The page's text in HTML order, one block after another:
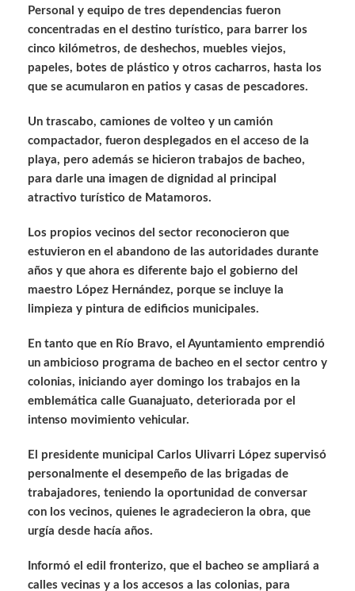
Personal y equipo de tres dependencias fueron
concentradas en el destino turístico, para barrer los
cinco kilómetros, de deshechos, muebles viejos,
papeles, botes de plástico y otros cacharros, hasta los
que se acumularon en patios y casas de pescadores.
Un trascabo, camiones de volteo y un camión
compactador, fueron desplegados en el acceso de la
playa, pero además se hicieron trabajos de bacheo,
para darle una imagen de dignidad al principal
atractivo turístico de Matamoros.
Los propios vecinos del sector reconocieron que
estuvieron en el abandono de las autoridades durante
años y que ahora es diferente bajo el gobierno del
maestro López Hernández, porque se incluye la
limpieza y pintura de edificios municipales.
En tanto que en Río Bravo, el Ayuntamiento emprendió
un ambicioso programa de bacheo en el sector centro y
colonias, iniciando ayer domingo los trabajos en la
emblemática calle Guanajuato, deteriorada por el
intenso movimiento vehicular.
El presidente municipal Carlos Ulivarri López supervisó
personalmente el desempeño de las brigadas de
trabajadores, teniendo la oportunidad de conversar
con los vecinos, quienes le agradecieron la obra, que
urgía desde hacía años.
Informó el edil fronterizo, que el bacheo se ampliará a
calles vecinas y a los accesos a las colonias, para